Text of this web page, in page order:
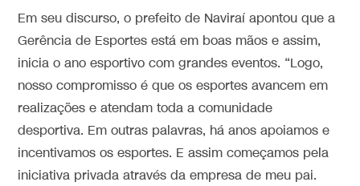
Em seu discurso, o prefeito de Naviraí apontou que a
Gerência de Esportes está em boas mãos e assim,
inicia o ano esportivo com grandes eventos. “Logo,
nosso compromisso é que os esportes avancem em
realizações e atendam toda a comunidade
desportiva. Em outras palavras, há anos apoiamos e
incentivamos os esportes. E assim começamos pela
iniciativa privada através da empresa de meu pai.